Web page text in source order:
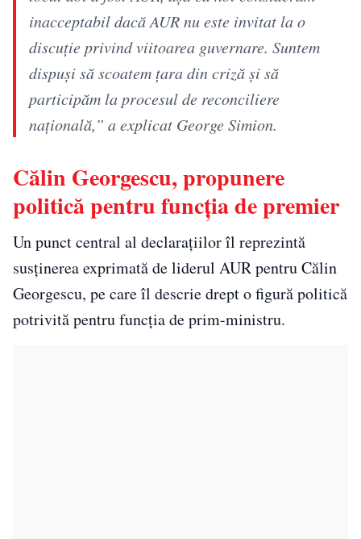
inacceptabil dacă AUR nu este invitat la o
discuție privind viitoarea guvernare. Suntem
dispuși să scoatem țara din criză și să
participăm la procesul de reconciliere
națională,” a explicat George Simion.
Călin Georgescu, propunere
politică pentru funcția de premier
Un punct central al declarațiilor îl reprezintă
susținerea exprimată de liderul AUR pentru Călin
Georgescu, pe care îl descrie drept o figură politică
potrivită pentru funcția de prim-ministru.